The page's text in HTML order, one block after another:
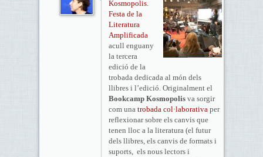
Kosmopolis.
Festa de la
Literatura
Amplificada
acull enguany
la tercera
edició de la
trobada dedicada al món dels
llibres i l’edició. Originalment el
Bookcamp Kosmopolisva sorgir
com una trobada col·laborativaper
reflexionar sobre els canvis que
tenen lloc a la literatura (el futur
dels llibres, els canvis de formats i
suports, els nous lectors i